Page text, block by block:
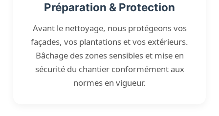
Préparation & Protection
Avant le nettoyage, nous protégeons vos
façades, vos plantations et vos extérieurs.
Bâchage des zones sensibles et mise en
sécurité du chantier conformément aux
normes en vigueur.